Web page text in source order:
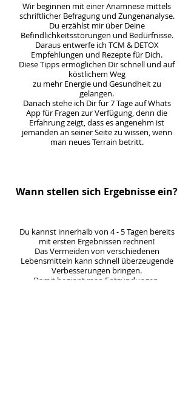
Wir beginnen mit einer Anamnese mittels
schriftlicher Befragung und Zungenanalyse.
Du erzählst mir über Deine
Befindlichkeitsstörungen und Bedürfnisse.
Daraus entwerfe ich TCM & DETOX
Empfehlungen und Rezepte für Dich.
Diese Tipps ermöglichen Dir schnell und auf
köstlichem Weg
zu mehr Energie und Gesundheit zu
gelangen.
Danach stehe ich Dir für 7 Tage auf Whats
App für Fragen zur Verfügung, denn die
Erfahrung zeigt, dass es angenehm ist
jemanden an seiner Seite zu wissen, wenn
man neues Terrain betritt.
Wann stellen sich Ergebnisse ein?
Du kannst innerhalb von 4 - 5 Tagen bereits
mit ersten Ergebnissen rechnen!
Das Vermeiden von verschiedenen
Lebensmitteln kann schnell überzeugende
Verbesserungen bringen.
Damit beginnt man Entzündungen,